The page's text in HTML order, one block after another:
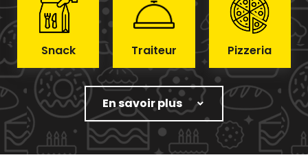
Snack Traiteur Pizzeria
En savoir plus